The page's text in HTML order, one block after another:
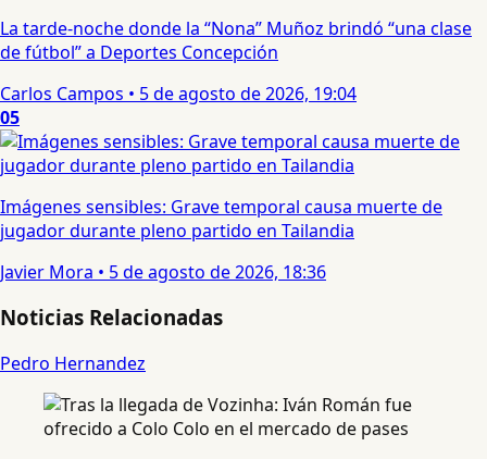
La tarde-noche donde la “Nona” Muñoz brindó “una clase
de fútbol” a Deportes Concepción
Carlos Campos • 5 de agosto de 2026, 19:04
05
Imágenes sensibles: Grave temporal causa muerte de
jugador durante pleno partido en Tailandia
Javier Mora • 5 de agosto de 2026, 18:36
Noticias Relacionadas
Pedro Hernandez